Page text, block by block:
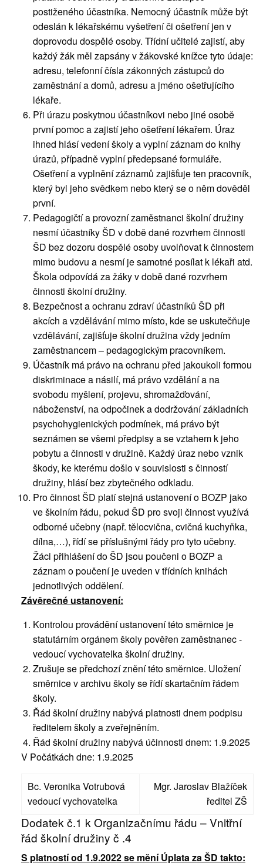
postiženého účastníka. Nemocný účastník může být
odeslán k lékařskému vyšetření či ošetření jen v
doprovodu dospělé osoby. Třídní učitelé zajistí, aby
každý žák měl zapsány v žákovské knížce tyto údaje:
adresu, telefonní čísla zákonných zástupců do
zaměstnání a domů, adresu a jméno ošetřujícího
lékaře.
Při úrazu poskytnou účastníkovi nebo jiné osobě
první pomoc a zajistí jeho ošetření lékařem. Úraz
ihned hlásí vedení školy a vyplní záznam do knihy
úrazů, případně vyplní předepsané formuláře.
Ošetření a vyplnění záznamů zajišťuje ten pracovník,
který byl jeho svědkem nebo který se o něm dověděl
první.
Pedagogičtí a provozní zaměstnanci školní družiny
nesmí účastníky ŠD v době dané rozvrhem činnosti
ŠD bez dozoru dospělé osoby uvolňovat k činnostem
mimo budovu a nesmí je samotné posílat k lékaři atd.
Škola odpovídá za žáky v době dané rozvrhem
činnosti školní družiny.
Bezpečnost a ochranu zdraví účastníků ŠD při
akcích a vzdělávání mimo místo, kde se uskutečňuje
vzdělávání, zajišťuje školní družina vždy jedním
zaměstnancem – pedagogickým pracovníkem.
Účastník má právo na ochranu před jakoukoli formou
diskriminace a násilí, má právo vzdělání a na
svobodu myšlení, projevu, shromažďování,
náboženství, na odpočinek a dodržování základních
psychohygienických podmínek, má právo být
seznámen se všemi předpisy a se vztahem k jeho
pobytu a činnosti v družině. Každý úraz nebo vznik
škody, ke kterému došlo v souvislosti s činností
družiny, hlásí bez zbytečného odkladu.
Pro činnost ŠD platí stejná ustanovení o BOZP jako
ve školním řádu, pokud ŠD pro svoji činnost využívá
odborné učebny (např. tělocvična, cvičná kuchyňka,
dílna,…), řídí se příslušnými řády pro tyto učebny.
Žáci přihlášení do ŠD jsou poučeni o BOZP a
záznam o poučení je uveden v třídních knihách
jednotlivých oddělení.
Závěrečné ustanovení:
Kontrolou provádění ustanovení této směrnice je
statutárním orgánem školy pověřen zaměstnanec -
vedoucí vychovatelka školní družiny.
Zrušuje se předchozí znění této směrnice. Uložení
směrnice v archivu školy se řídí skartačním řádem
školy.
Řád školní družiny nabývá platnosti dnem podpisu
ředitelem školy a zveřejněním.
Řád školní družiny nabývá účinnosti dnem: 1.9.2025
V Počátkách dne: 1.9.2025
Bc. Veronika Votrubová
vedoucí vychovatelka
Mgr. Jaroslav Blažíček
ředitel ZŠ
Dodatek č.1 k Organizačnímu řádu – Vnitřní
řád školní družiny č .4
S platností od 1.9.2022 se mění Úplata za ŠD takto: